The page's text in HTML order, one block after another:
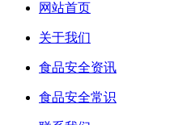
网站首页
关于我们
食品安全资讯
食品安全常识